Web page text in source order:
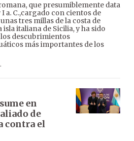
que presumiblemente data
a. C.,cargado con cientos de
tres millas de la costa de
isla italiana de Sicilia, y ha sido
descubrimientos
más importantes de los
en
de
contra el